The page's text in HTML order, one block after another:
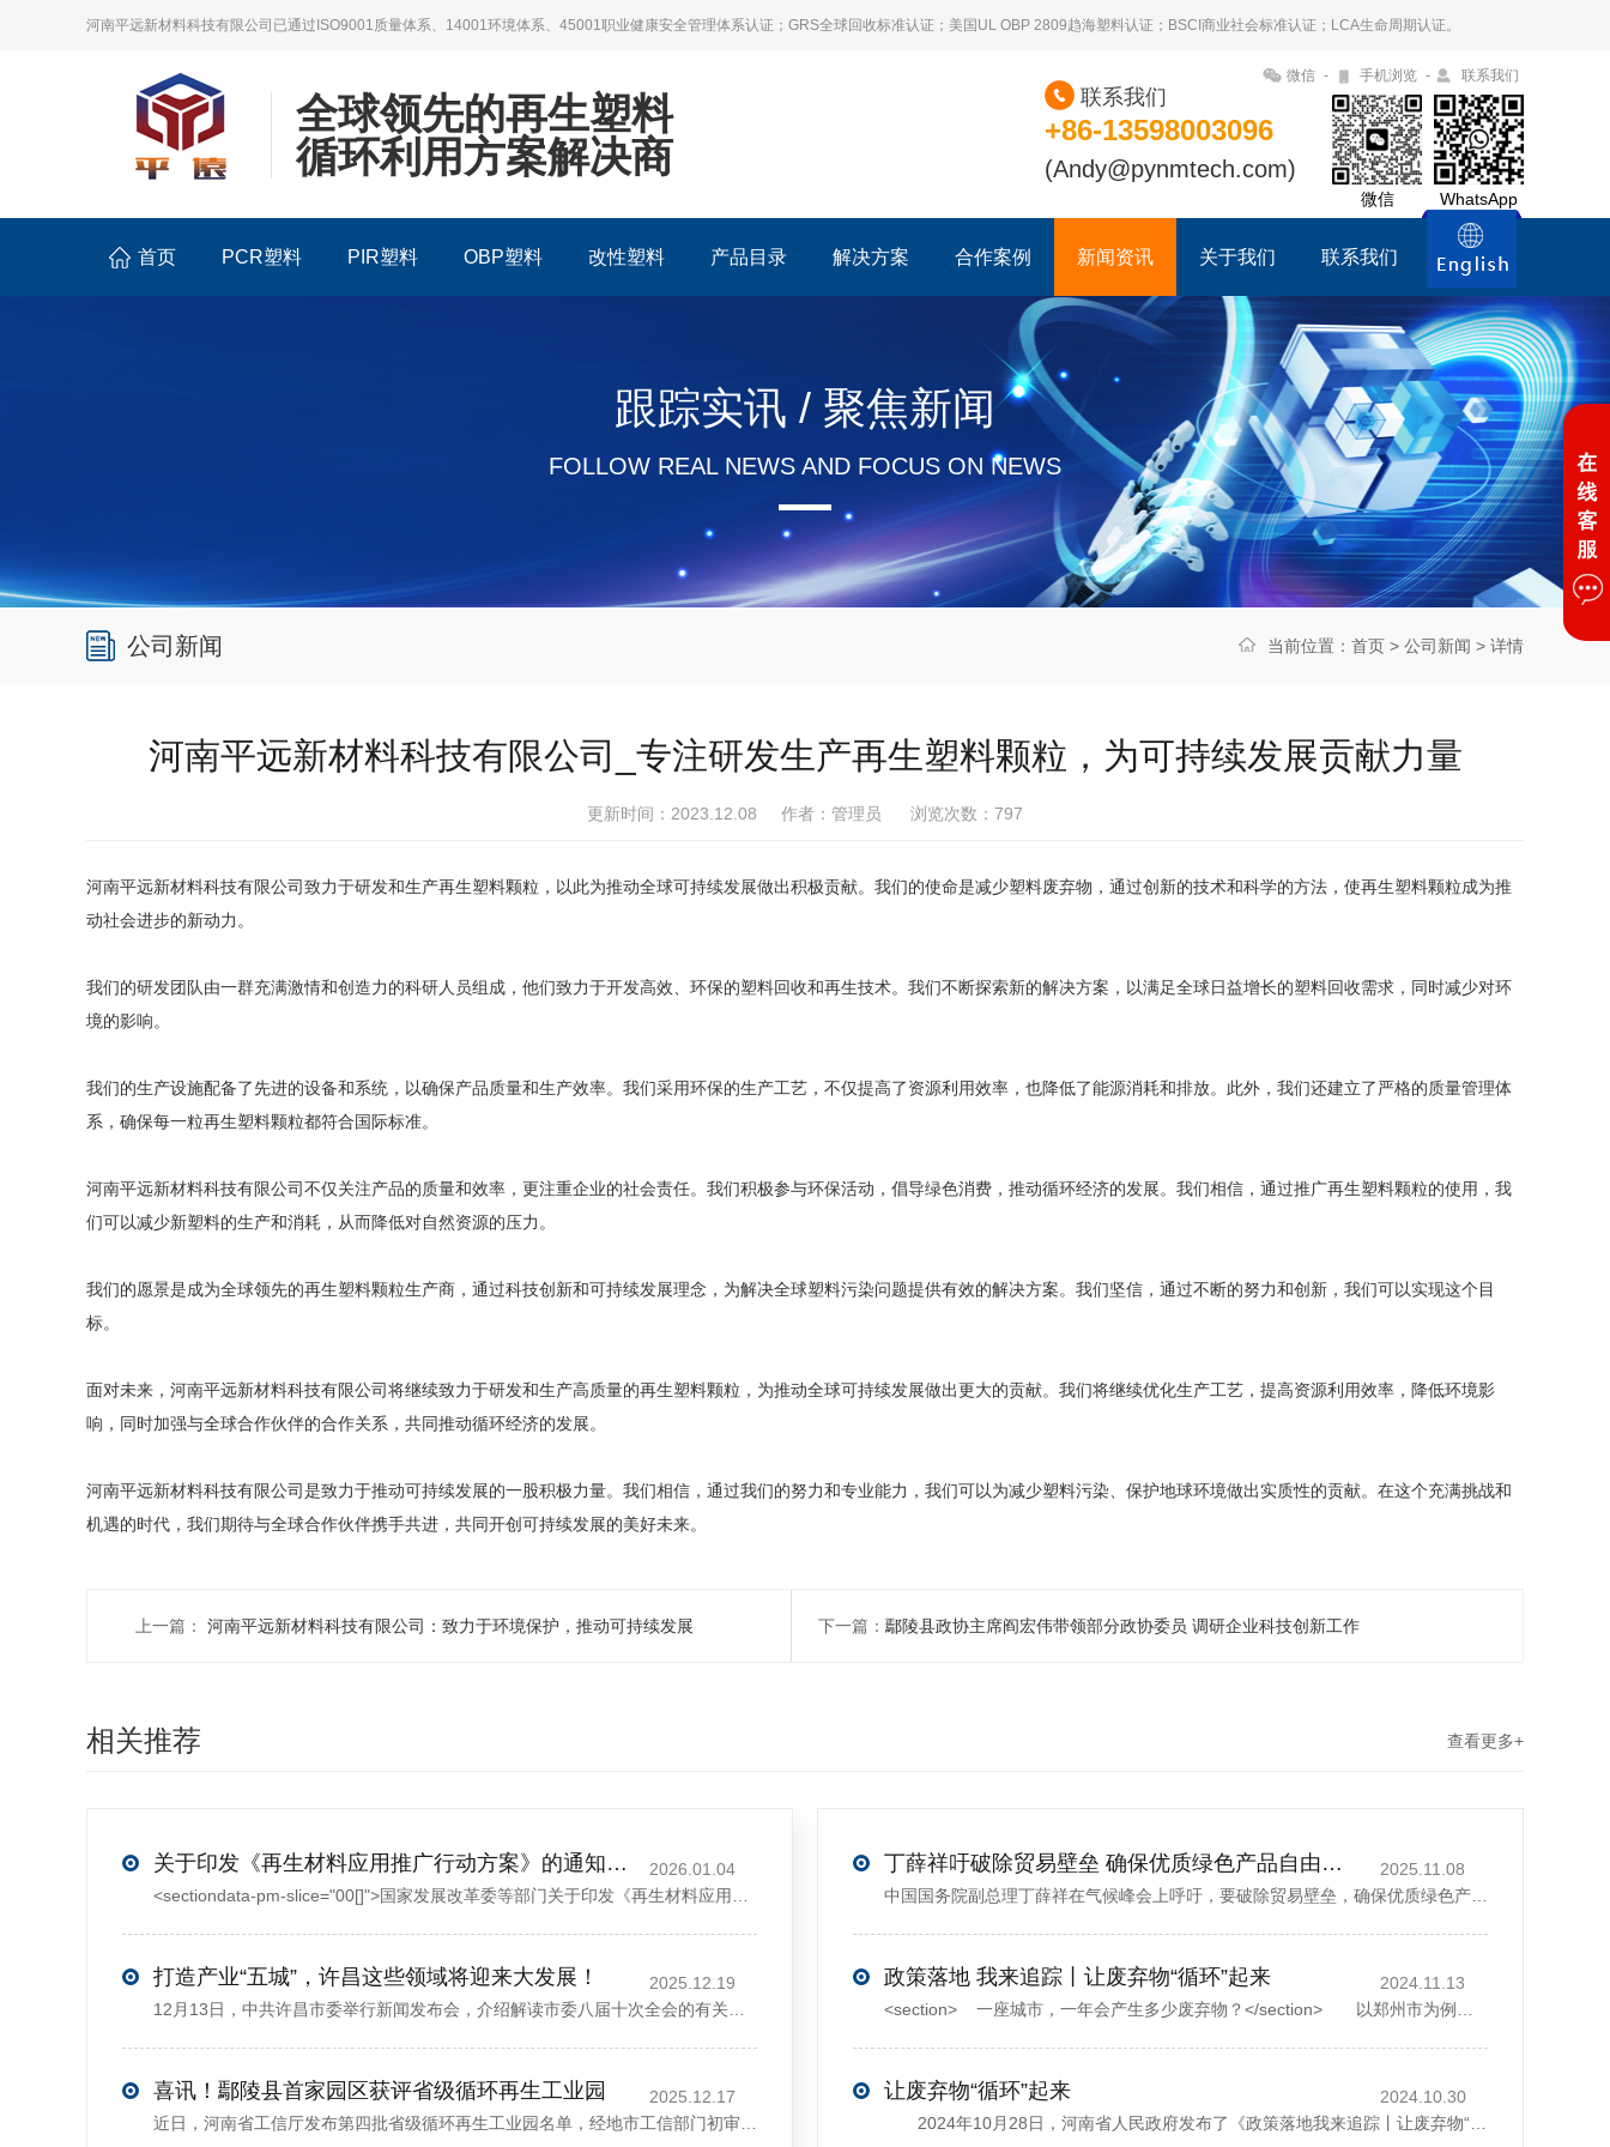
河南平远新材料科技有限公司已通过ISO9001质量体系、14001环境体系、45001职业健康安全管理体系认证；GRS全球回收标准认证；美国UL OBP 2809趋海塑料认证；BSCI商业社会标准认证；LCA生命周期认证。
微信 - 手机浏览 - 联系我们
全球领先的再生塑料
循环利用方案解决商
+86-13598003096
(Andy@pynmtech.com)
联系我们
微信 WhatsApp
首页 PCR塑料 PIR塑料 OBP塑料 改性塑料 产品目录 解决方案 合作案例 新闻资讯 关于我们 联系我们
跟踪实讯 / 聚焦新闻
FOLLOW REAL NEWS AND FOCUS ON NEWS
公司新闻 当前位置： 首页 > 公司新闻 > 详情
河南平远新材料科技有限公司_专注研发生产再生塑料颗粒，为可持续发展贡献力量
更新时间：2023.12.08 作者：管理员 浏览次数： 797
河南平远新材料科技有限公司致力于研发和生产再生塑料颗粒，以此为推动全球可持续发展做出积极贡献。我们的使命是减少塑料废弃物，通过创新的技术和科学的方法，使再生塑料颗粒成为推
动社会进步的新动力。
我们的研发团队由一群充满激情和创造力的科研人员组成，他们致力于开发高效、环保的塑料回收和再生技术。我们不断探索新的解决方案，以满足全球日益增长的塑料回收需求，同时减少对环
境的影响。
我们的生产设施配备了先进的设备和系统，以确保产品质量和生产效率。我们采用环保的生产工艺，不仅提高了资源利用效率，也降低了能源消耗和排放。此外，我们还建立了严格的质量管理体
系，确保每一粒再生塑料颗粒都符合国际标准。
河南平远新材料科技有限公司不仅关注产品的质量和效率，更注重企业的社会责任。我们积极参与环保活动，倡导绿色消费，推动循环经济的发展。我们相信，通过推广再生塑料颗粒的使用，我
们可以减少新塑料的生产和消耗，从而降低对自然资源的压力。
我们的愿景是成为全球领先的再生塑料颗粒生产商，通过科技创新和可持续发展理念，为解决全球塑料污染问题提供有效的解决方案。我们坚信，通过不断的努力和创新，我们可以实现这个目
标。
面对未来，河南平远新材料科技有限公司将继续致力于研发和生产高质量的再生塑料颗粒，为推动全球可持续发展做出更大的贡献。我们将继续优化生产工艺，提高资源利用效率，降低环境影
响，同时加强与全球合作伙伴的合作关系，共同推动循环经济的发展。
河南平远新材料科技有限公司是致力于推动可持续发展的一股积极力量。我们相信，通过我们的努力和专业能力，我们可以为减少塑料污染、保护地球环境做出实质性的贡献。在这个充满挑战和
机遇的时代，我们期待与全球合作伙伴携手共进，共同开创可持续发展的美好未来。
上一篇： 河南平远新材料科技有限公司：致力于环境保护，推动可持续发展 下一篇：鄢陵县政协主席阎宏伟带领部分政协委员 调研企业科技创新工作
相关推荐 查看更多+
关于印发《再生材料应用推广行动方案》的通知(发改环资〔2025〕1681号)
2026.01.04
打造产业“五城”，许昌这些领域将迎来大发展！
2025.12.19
喜讯！鄢陵县首家园区获评省级循环再生工业园
2025.12.17
丁薛祥吁破除贸易壁垒 确保优质绿色产品自由流通
2025.11.08
政策落地 我来追踪丨让废弃物“循环”起来
2024.11.13
让废弃物“循环”起来
2024.10.30